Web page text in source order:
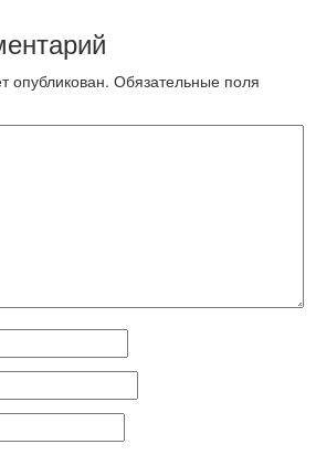
опубликован. Обязательные поля